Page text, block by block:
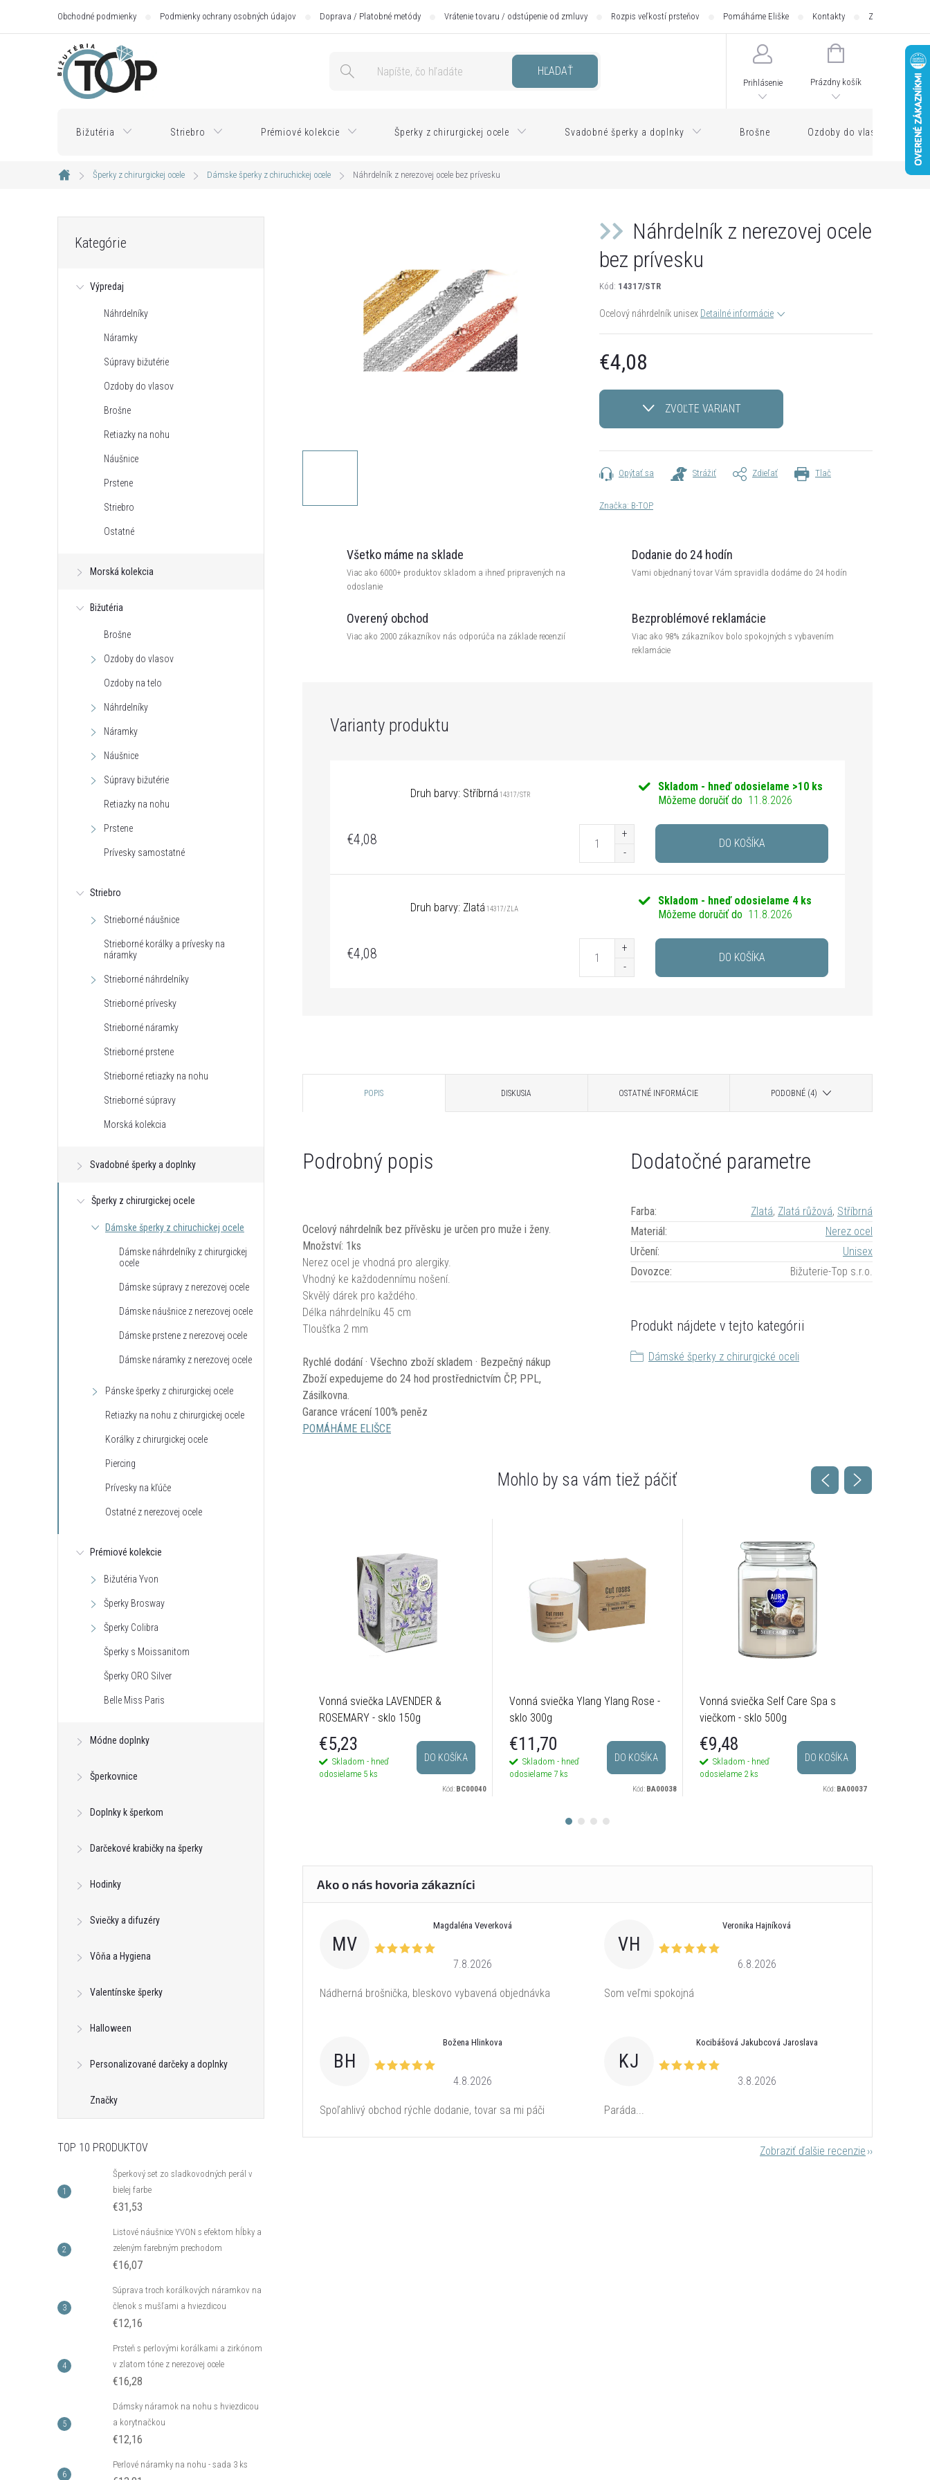
Obchodné podmienky Podmienky ochrany osobných údajov Doprava / Platobné metódy Vrátenie tovaru / odstúpenie od zmluvy Rozpis veľkostí prsteňov Pomáháme Eliške Kontakty Zásilkovna -
HĽADAŤ
Prihlásenie
NÁKUPNÝ
Prázdny košík
Bižutéria Striebro Prémiové kolekcie Šperky z chirurgickej ocele Svadobné šperky a doplnky Brošne Ozdoby do vlasov
Domov
Šperky z chirurgickej ocele Dámske šperky z chiruchickej ocele Náhrdelník z nerezovej ocele bez prívesku
kategórie
Kategórie
Výpredaj
Náhrdelníky
Náramky
Súpravy bižutérie
Ozdoby do vlasov
Brošne
Retiazky na nohu
Náušnice
Prstene
Striebro
Ostatné
Morská kolekcia
Bižutéria
Brošne
Ozdoby do vlasov
Ozdoby na telo
Náhrdelníky
Náramky
Náušnice
Súpravy bižutérie
Retiazky na nohu
Prstene
Prívesky samostatné
Striebro
Strieborné náušnice
Strieborné korálky a prívesky na
náramky
Strieborné náhrdelníky
Strieborné prívesky
Strieborné náramky
Strieborné prstene
Strieborné retiazky na nohu
Strieborné súpravy
Morská kolekcia
Svadobné šperky a doplnky
Šperky z chirurgickej ocele
Dámske šperky z chiruchickej ocele
Dámske náhrdelníky z chirurgickej
ocele
Dámske súpravy z nerezovej ocele
Dámske náušnice z nerezovej ocele
Dámske prstene z nerezovej ocele
Dámske náramky z nerezovej ocele
Pánske šperky z chirurgickej ocele
Retiazky na nohu z chirurgickej ocele
Korálky z chirurgickej ocele
Piercing
Prívesky na kľúče
Ostatné z nerezovej ocele
Prémiové kolekcie
Bižutéria Yvon
Šperky Brosway
Šperky Colibra
Šperky s Moissanitom
Šperky ORO Silver
Belle Miss Paris
Módne doplnky
Šperkovnice
Doplnky k šperkom
Darčekové krabičky na šperky
Hodinky
Sviečky a difuzéry
Vôňa a Hygiena
Valentínske šperky
Halloween
Personalizované darčeky a doplnky
Značky
TOP 10 PRODUKTOV
Šperkový set zo sladkovodných perál v
bielej farbe
€31,53
Listové náušnice YVON s efektom hĺbky a
zeleným farebným prechodom
€16,07
Súprava troch korálkových náramkov na
členok s mušľami a hviezdicou
€12,16
Prsteň s perlovými korálkami a zirkónom
v zlatom tóne z nerezovej ocele
€16,28
Dámsky náramok na nohu s hviezdicou
a korytnačkou
€12,16
Perlové náramky na nohu - sada 3 ks
Náhrdelník z nerezovej ocele
bez prívesku
Kód: 14317/STR
Ocelový náhrdelník unisex Detailné informácie
€4,08
cena:
ZVOĽTE VARIANT
Tlač
Opýtať sa Strážiť Zdieľať
Značka: B-TOP
Všetko máme na sklade
Viac ako 6000+ produktov skladom a ihneď pripravených na
odoslanie
Dodanie do 24 hodín
Vami objednaný tovar Vám spravidla dodáme do 24 hodín
Overený obchod
Viac ako 2000 zákazníkov nás odporúča na základe recenzií
Bezproblémové reklamácie
Viac ako 98% zákazníkov bolo spokojných s vybavením
reklamácie
Druh barvy: Stříbrná 14317/STR
Skladom - hneď odosielame >10 ks
Môžeme doručiť do 11.8.2026
€4,08 DO KOŠÍKA
Druh barvy: Zlatá 14317/ZLA
Skladom - hneď odosielame 4 ks
Môžeme doručiť do 11.8.2026
€4,08 DO KOŠÍKA
POPIS DISKUSIA OSTATNÉ INFORMÁCIE PODOBNÉ (4)
Podrobný popis
Ocelový náhrdelník bez přívěsku je určen pro muže i ženy.
Množství: 1ks
Nerez ocel je vhodná pro alergiky.
Vhodný ke každodennímu nošení.
Skvělý dárek pro každého.
Délka náhrdelníku 45 cm
Tloušťka 2 mm
Rychlé dodání · Všechno zboží skladem · Bezpečný nákup
Zboží expedujeme do 24 hod prostřednictvím ČP, PPL,
Zásilkovna.
Garance vrácení 100% peněz
POMÁHÁME ELIŠCE
Dodatočné parametre
Farba: Zlatá, Zlatá růžová, Stříbrná
Materiál:
Nerez ocel
Určení:
Unisex
Dovozce: Bižuterie-Top s.r.o.
Produkt nájdete v tejto kategórii
Dámské šperky z chirurgické oceli
Vonná sviečka Monstera Big Blue -
€18,42
Vonná sviečka LAVENDER &
ROSEMARY - sklo 150g
€5,23
Skladom - hneď
odosielame 5 ks
DO KOŠÍKA
Kód: BC00040
Vonná sviečka Ylang Ylang Rose -
sklo 300g
€11,70
Skladom - hneď
odosielame 7 ks
DO KOŠÍKA
Kód: BA00038
Vonná sviečka Self Care Spa s
viečkom - sklo 500g
€9,48
Skladom - hneď
odosielame 2 ks
DO KOŠÍKA
Kód: BA00037
MV
Magdaléna Veverková
7.8.2026
Nádherná brošnička, bleskovo vybavená objednávka
VH
Veronika Hajníková
6.8.2026
Som veľmi spokojná
BH
Božena Hlinkova
4.8.2026
Spoľahlivý obchod rýchle dodanie, tovar sa mi páči
KJ
Kocibášová Jakubcová Jaroslava
3.8.2026
Paráda...
Zobraziť ďalšie recenzie